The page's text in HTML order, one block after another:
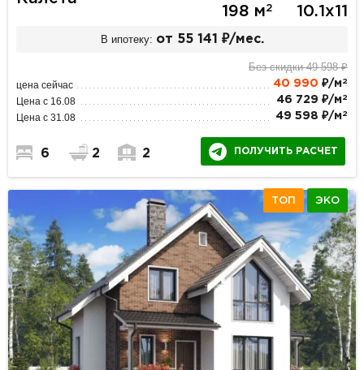
198 м2 10.1х11
В ипотеку: от 55 141 ₽/мес.
Без скидки 49 598 ₽
цена сейчас 40 990 ₽/м 2
Цена с 16.08 46 729 ₽/м 2
Цена с 31.08 49 598 ₽/м 2
6 2 2 ПОЛУЧИТЬ РАСЧЕТ
ТОП ЭКО